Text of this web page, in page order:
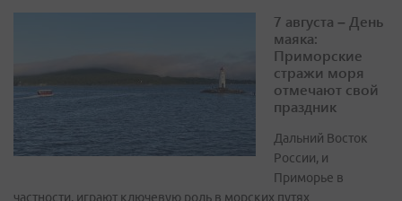
7 августа – День
маяка:
Приморские
стражи моря
отмечают свой
праздник
Дальний Восток
России, и
Приморье в
частности, играют ключевую роль в морских путях